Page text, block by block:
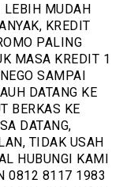
LEBIH MUDAH
KREDIT
PALING
MASA KREDIT 1
SAMPAI
DATANG KE
BERKAS KE
DATANG,
TIDAK USAH
HUBUNGI KAMI
0812 8117 1983